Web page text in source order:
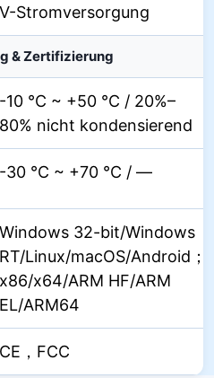
V-Stromversorgung
& Zertifizierung
-10 °C ~ +50 °C / 20%–
80% nicht kondensierend
-30 °C ~ +70 °C / —
Windows 32-bit/Windows
RT/Linux/macOS/Android；
x86/x64/ARM HF/ARM
EL/ARM64
CE，FCC